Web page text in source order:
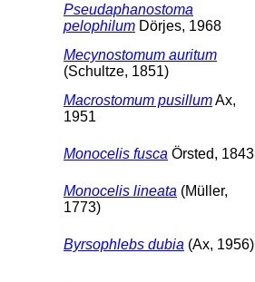
Pseudaphanostoma
pelophilum Dörjes, 1968
Mecynostomum auritum
(Schultze, 1851)
Macrostomum pusillumAx,
1951
Monocelis fusca Örsted, 1843
Monocelis lineata (Müller,
1773)
Byrsophlebs dubia (Ax, 1956)